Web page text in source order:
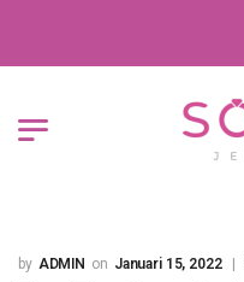
ADMIN Januari 15, 2022